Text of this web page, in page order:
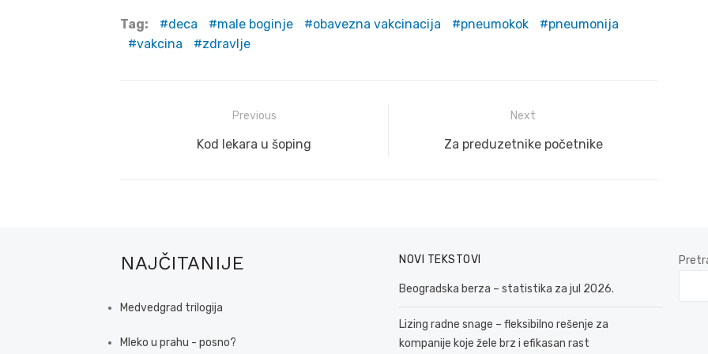
Tag: deca male boginje obavezna vakcinacija pneumokok
pneumonija
vakcina
zdravlje
navigation
Previous
Previous
Kod lekara u šoping
Next
Next
Za preduzetnike početnike
NAJČITANIJE
Medvedgrad trilogija
Mleko u prahu - posno?
NOVI TEKSTOVI
Beogradska berza – statistika za jul 2026.
Lizing radne snage – fleksibilno rešenje za
kompanije koje žele brz i efikasan rast